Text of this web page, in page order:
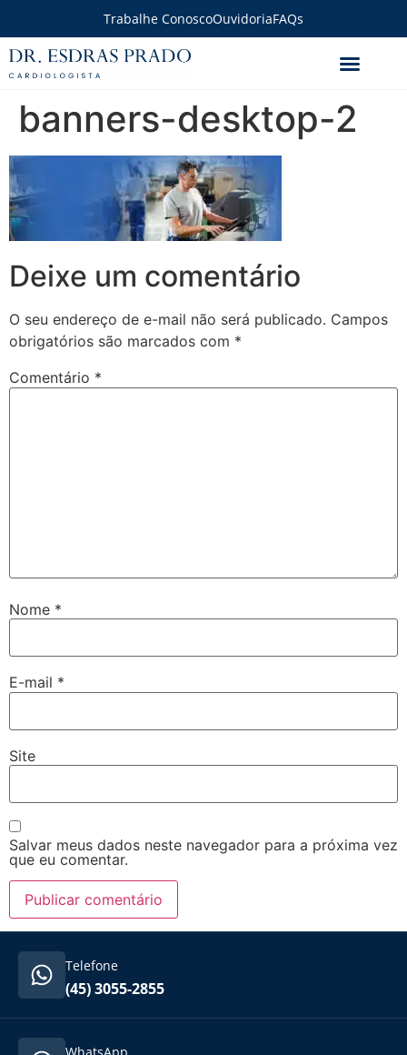
Trabalhe ConoscoOuvidoriaFAQs
banners-desktop-2
Deixe um comentário
O seu endereço de e-mail não será publicado. Campos
obrigatórios são marcados com *
Comentário *
Nome *
E-mail *
Site
Salvar meus dados neste navegador para a próxima vez
que eu comentar.
Telefone
(45) 3055-2855